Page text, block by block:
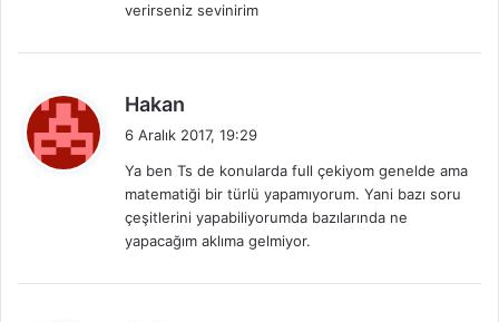
verirseniz sevinirim
Hakan
e
i
k
i
6 Aralık 2017, 19:29
Ya ben Ts de konularda full çekiyom genelde ama
matematiği bir türlü yapamıyorum. Yani bazı soru
çeşitlerini yapabiliyorumda bazılarında ne
yapacağım aklıma gelmiyor.